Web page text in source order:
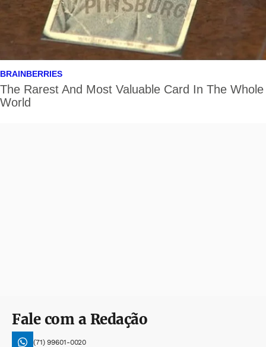
Fale com a Redação
(71) 99601-0020